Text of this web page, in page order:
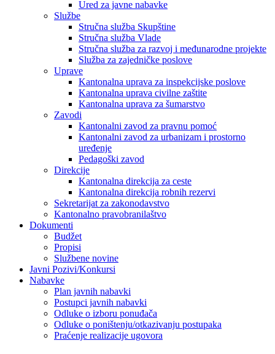
Ured za javne nabavke
Službe
Stručna služba Skupštine
Stručna služba Vlade
Stručna služba za razvoj i međunarodne projekte
Služba za zajedničke poslove
Uprave
Kantonalna uprava za inspekcijske poslove
Kantonalna uprava civilne zaštite
Kantonalna uprava za šumarstvo
Zavodi
Kantonalni zavod za pravnu pomoć
Kantonalni zavod za urbanizam i prostorno
uređenje
Pedagoški zavod
Direkcije
Kantonalna direkcija za ceste
Kantonalna direkcija robnih rezervi
Sekretarijat za zakonodavstvo
Kantonalno pravobranilaštvo
Dokumenti
Budžet
Propisi
Službene novine
Javni Pozivi/Konkursi
Nabavke
Plan javnih nabavki
Postupci javnih nabavki
Odluke o izboru ponuđača
Odluke o poništenju/otkazivanju postupaka
Praćenje realizacije ugovora